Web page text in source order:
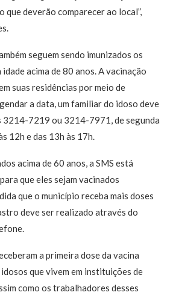
deverão comparecer ao local”,
seguem sendo imunizados os
acima de 80 anos. A vacinação
suas residências por meio de
a data, um familiar do idoso deve
3214-7219 ou 3214-7971, de segunda
12h e das 13h às 17h.
acima de 60 anos, a SMS está
que eles sejam vacinados
que o município receba mais doses
deve ser realizado através do
a primeira dose da vacina
que vivem em instituições de
como os trabalhadores desses